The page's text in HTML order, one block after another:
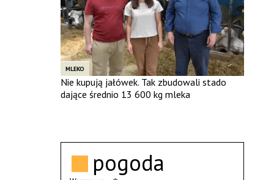
MLEKO
Nie kupują jałówek. Tak zbudowali stado
dające średnio 13 600 kg mleka
pogoda